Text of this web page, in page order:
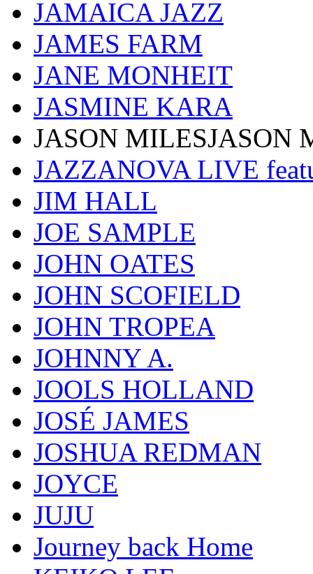
JAMAICA JAZZ
JAMES FARM
JANE MONHEIT
JASMINE KARA
JASON MILESJASON
JAZZANOVA LIVE
JIM HALL
JOE SAMPLE
JOHN OATES
JOHN SCOFIELD
JOHN TROPEA
JOHNNY A.
JOOLS HOLLAND
JOSÉ JAMES
JOSHUA REDMAN
JOYCE
JUJU
Journey back Home